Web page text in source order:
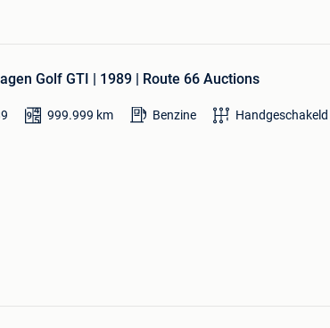
Golf GTI | 1989 | Route 66 Auctions
999.999 km Benzine Handgeschakeld